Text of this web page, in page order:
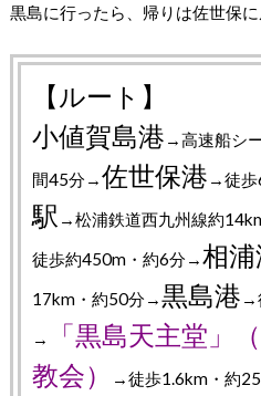
黒島に行ったら、帰りは佐世保に
【ルート】
小値賀島港 →高速船シ
間45分→佐世保港 →徒歩
駅 →松浦鉄道西九州線約
徒歩約450m・約6分→相浦
17km・約50分→黒島港 →
→
「黒島天主堂」
教会）
→徒歩1.6km・約